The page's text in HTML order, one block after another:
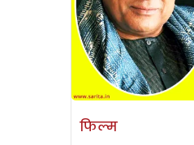
फिल्म